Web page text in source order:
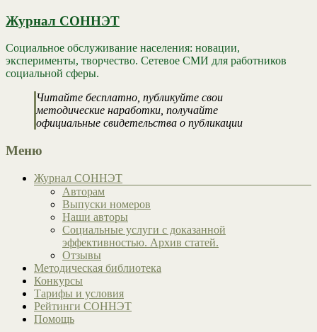
Журнал СОННЭТ
Социальное обслуживание населения: новации,
эксперименты, творчество. Сетевое СМИ для работников
социальной сферы.
Читайте бесплатно, публикуйте свои
методические наработки, получайте
официальные свидетельства о публикации
Меню
Журнал СОННЭТ
Авторам
Выпуски номеров
Наши авторы
Социальные услуги с доказанной
эффективностью. Архив статей.
Отзывы
Методическая библиотека
Конкурсы
Тарифы и условия
Рейтинги СОННЭТ
Помощь